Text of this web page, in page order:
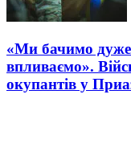
«Ми бачимо дуже
впливаємо».
окупантів у